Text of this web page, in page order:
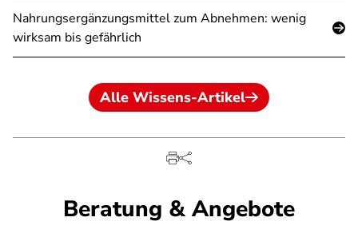
Nahrungsergänzungsmittel zum Abnehmen: wenig
wirksam bis gefährlich
Alle Wissens-Artikel
Beratung & Angebote